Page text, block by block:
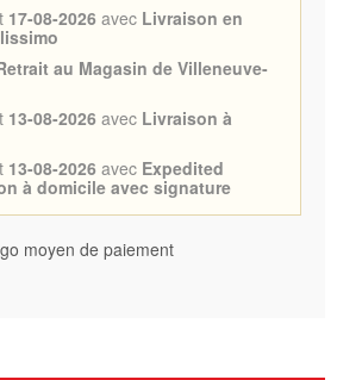
17-08-2026 avec Livraison en
au Magasin de Villeneuve-
13-08-2026 avec Livraison à
13-08-2026 avec Expedited
à domicile avec signature